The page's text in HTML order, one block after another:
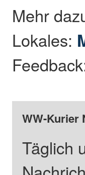
Mehr
Lokales:
WW-Kurier
Täglich